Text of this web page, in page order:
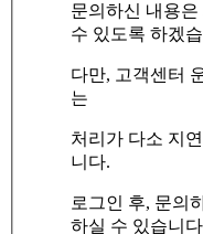
문의하신 내용
수 있도록 하겠
다만, 고객센터
는
처리가 다소 지
니다.
로그인 후, 문의
하실 수 있습니